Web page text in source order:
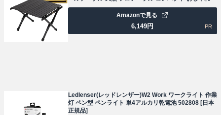
6,149円
Amazonで見る
PR
Ledlenser(レッドレンザー)W2 Work ワークライト 作業
灯 ペン型 ペンライト 単4アルカリ乾電池 502808 [日本
正規品]